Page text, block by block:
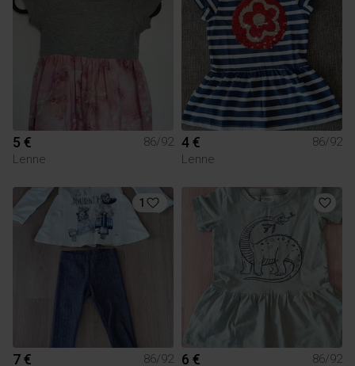
5 €
86/92
Lenne
4 €
86/92
Lenne
1
7 € 86/92 6 € 86/92